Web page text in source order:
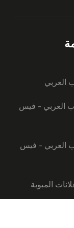
العربي
العربي - فيس
العربي - فيس
المبوبة